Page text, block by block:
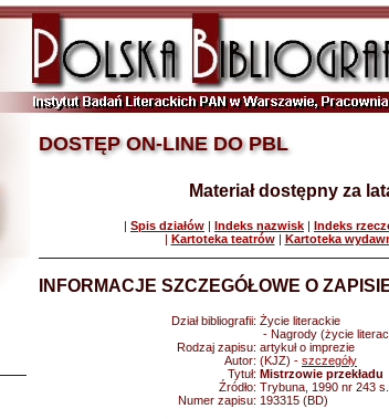
DOSTĘP ON-LINE DO PBL
Materiał dostępny za
| Spis działów | Indeks nazwisk | Indeks
| Kartoteka teatrów| Kartoteka
INFORMACJE SZCZEGÓŁOWE O
Dział bibliografii: Życie literackie
- Nagrody (życie
Rodzaj zapisu: artykuł o imprezie
Autor: (KJZ) - szczegóły
Tytuł: Mistrzowie przekładu
Źródło: Trybuna, 1990 nr 243
Numer zapisu: 193315 (BD)